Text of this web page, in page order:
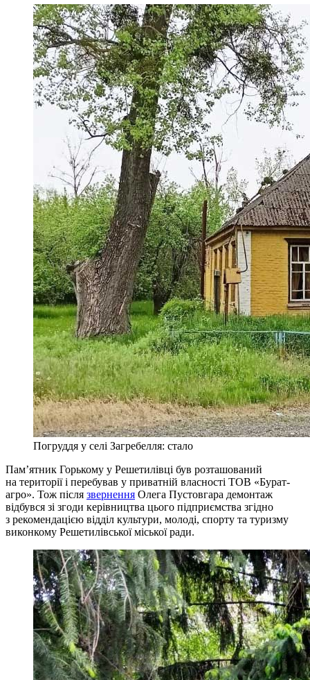
Погруддя у селі Загребелля: стало
Пам’ятник Горькому у Решетилівці був розташований
на території і перебував у приватній власності ТОВ «Бурат-
агро». Тож після звернення Олега Пустовгара демонтаж
відбувся зі згоди керівництва цього підприємства згідно
з рекомендацією відділ культури, молоді, спорту та туризму
виконкому Решетилівської міської ради.